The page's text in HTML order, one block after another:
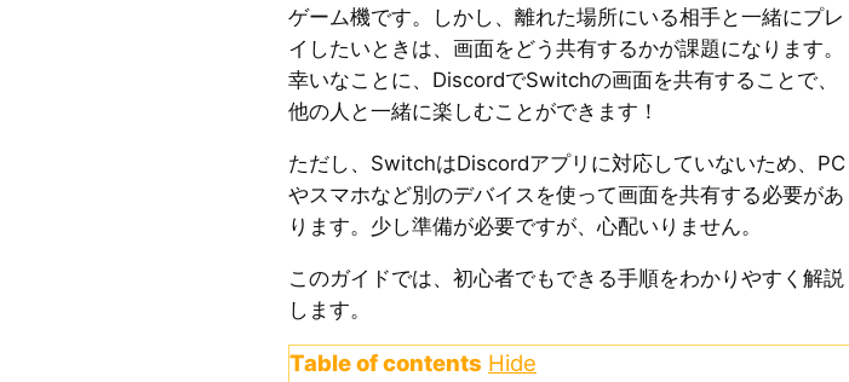
ゲーム機です。しかし、離れた場所にいる相手と一緒にプレ
イしたいときは、画面をどう共有するかが課題になります。
幸いなことに、DiscordでSwitchの画面を共有することで、
他の人と一緒に楽しむことができます！
ただし、SwitchはDiscordアプリに対応していないため、PC
やスマホなど別のデバイスを使って画面を共有する必要があ
ります。少し準備が必要ですが、心配いりません。
このガイドでは、初心者でもできる手順をわかりやすく解説
します。
Table of contents Hide